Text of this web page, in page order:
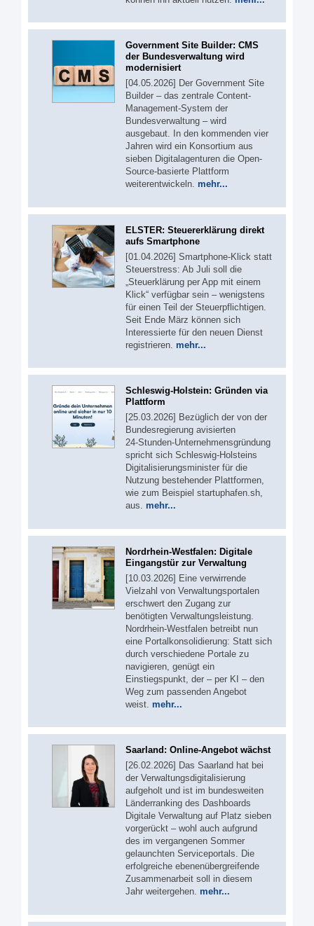
Government Site Builder: CMS
der Bundesverwaltung wird
modernisiert
[04.05.2026] Der Government Site
Builder – das zentrale Content-
Management-System der
Bundesverwaltung – wird
ausgebaut. In den kommenden vier
Jahren wird ein Konsortium aus
sieben Digitalagenturen die Open-
Source-basierte Plattform
weiterentwickeln. mehr...
ELSTER: Steuererklärung direkt
aufs Smartphone
[01.04.2026] Smartphone-Klick statt
Steuerstress: Ab Juli soll die
„Steuerklärung per App mit einem
Klick“ verfügbar sein – wenigstens
für einen Teil der Steuerpflichtigen.
Seit Ende März können sich
Interessierte für den neuen Dienst
registrieren. mehr...
Schleswig-Holstein: Gründen via
Plattform
[25.03.2026] Bezüglich der von der
Bundesregierung avisierten
24‑Stunden‑Unternehmensgründung
spricht sich Schleswig-Holsteins
Digitalisierungsminister für die
Nutzung bestehender Plattformen,
wie zum Beispiel startuphafen.sh,
aus. mehr...
Nordrhein-Westfalen: Digitale
Eingangstür zur Verwaltung
[10.03.2026] Eine verwirrende
Vielzahl von Verwaltungsportalen
erschwert den Zugang zur
benötigten Verwaltungsleistung.
Nordrhein-Westfalen betreibt nun
eine Portalkonsolidierung: Statt sich
durch verschiedene Portale zu
navigieren, genügt ein
Einstiegspunkt, der – per KI – den
Weg zum passenden Angebot
weist. mehr...
Saarland: Online-Angebot wächst
[26.02.2026] Das Saarland hat bei
der Verwaltungsdigitalisierung
aufgeholt und ist im bundesweiten
Länderranking des Dashboards
Digitale Verwaltung auf Platz sieben
vorgerückt – wohl auch aufgrund
des im vergangenen Sommer
gelaunchten Serviceportals. Die
erfolgreiche ebenenübergreifende
Zusammenarbeit soll in diesem
Jahr weitergehen. mehr...